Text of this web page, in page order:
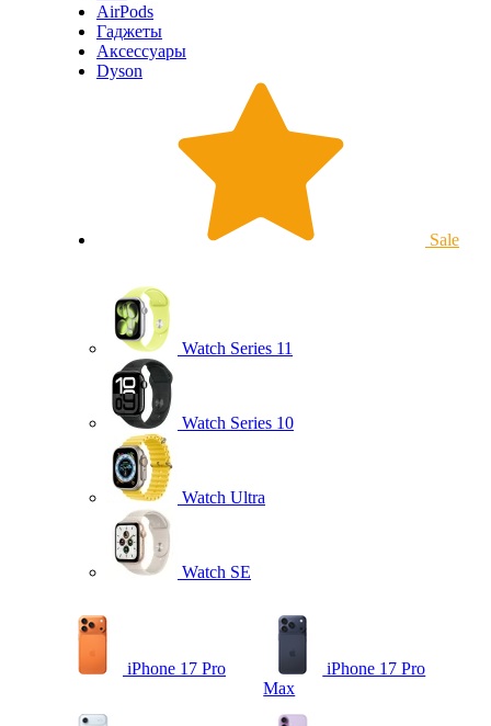
AirPods
Гаджеты
Аксессуары
Dyson
Sale
Watch Series 11
Watch Series 10
Watch Ultra
Watch SE
iPhone 17 Pro
iPhone 17 Pro
Max